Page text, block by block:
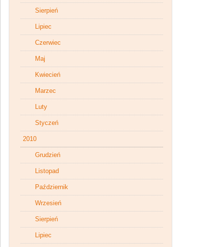
Sierpień
Lipiec
Czerwiec
Maj
Kwiecień
Marzec
Luty
Styczeń
2010
Grudzień
Listopad
Październik
Wrzesień
Sierpień
Lipiec